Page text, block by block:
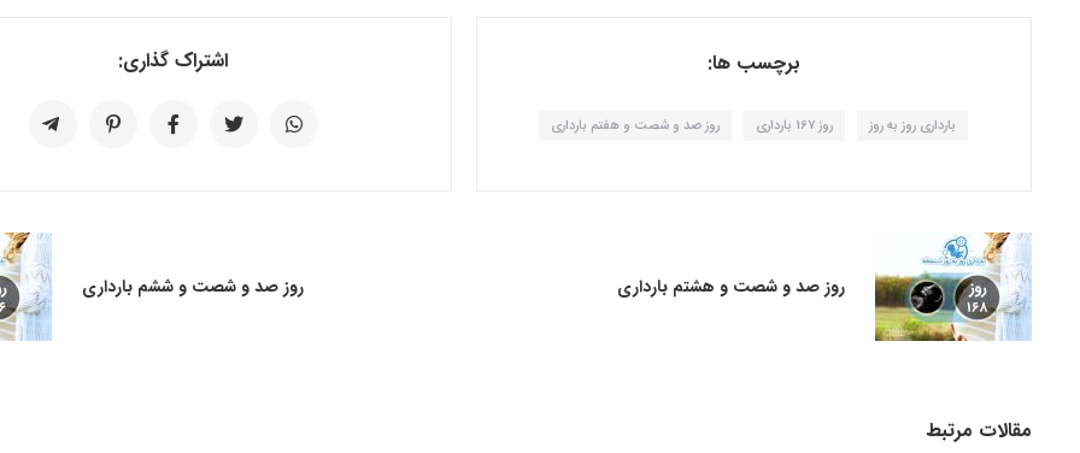
برچسب ها:
بارداری روز به روز روز 167 بارداری روز صد و شصت و هفتم بارداری
اشتراک گذاری:
روز صد و شصت و هشتم بارداری روز صد و شصت و ششم بارداری
مقالات مرتبط